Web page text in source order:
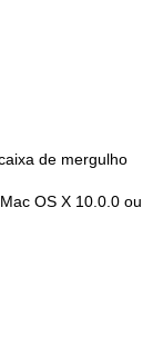
de mergulho
OS X 10.0.0 ou